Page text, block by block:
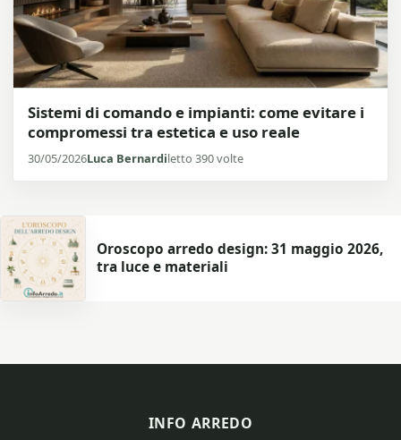
Sistemi di comando e impianti: come evitare i
compromessi tra estetica e uso reale
30/05/2026Luca Bernardiletto 390 volte
Oroscopo arredo design: 31 maggio 2026,
tra luce e materiali
INFO ARREDO